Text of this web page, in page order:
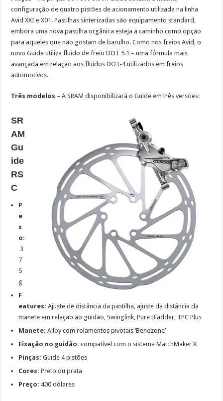
configuração de quatro pistões de acionamento utilizada na linha
Avid XXI e X01. Pastilhas sinterizadas são equipamento standard,
embora uma nova pastilha orgânica esteja a caminho como opção
para aqueles que não gostam de barulho. Como nos freios Avid, o
novo Guide utiliza fluido de freio DOT 5.1 – uma fórmula mais
avançada em relação aos fluidos DOT-4 utilizados em freios
automotivos.
Três modelos – A SRAM disponibilizará o Guide em três versões:
SR
AM
Gu
ide
RS
C
P
e
s
o:
3
7
5
g
F
eatures: Ajuste de distância da pastilha, ajuste da distância da
manete em relação ao guidão, Swinglink, Pure Bladder, TPC Plus
Manete: Alloy com rolamentos pivotais ‘Bendzone’
Fixação no guidão: compatível com o sistema MatchMaker X
Pinças:Guide 4 pistões
Cores:Preto ou prata
Preço: 400 dólares